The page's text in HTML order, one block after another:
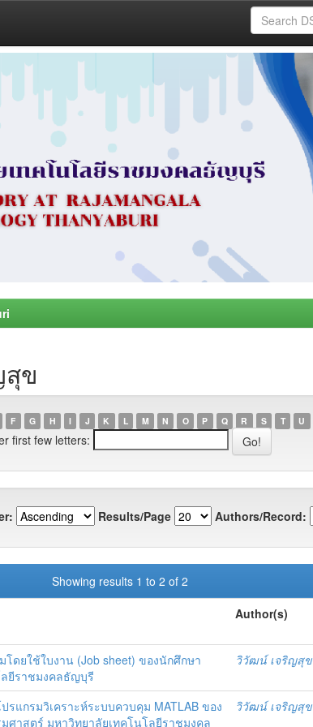
สุข
F G H I J K L M N O P Q R S T U
first few letters:
Results/Page Authors/Record:
Showing results 1 to 2 of 2
Author(s)
ดยใช้ใบงาน (Job sheet) ของนักศึกษา
ยีราชมงคลธัญบุรี
วิวัฒน์ เจริญสุข
แกรมวิเคราะห์ระบบควบคุม MATLAB ของ
าสตร์ มหาวิทยาลัยเทคโนโลยีราชมงคล
วิวัฒน์ เจริญสุข